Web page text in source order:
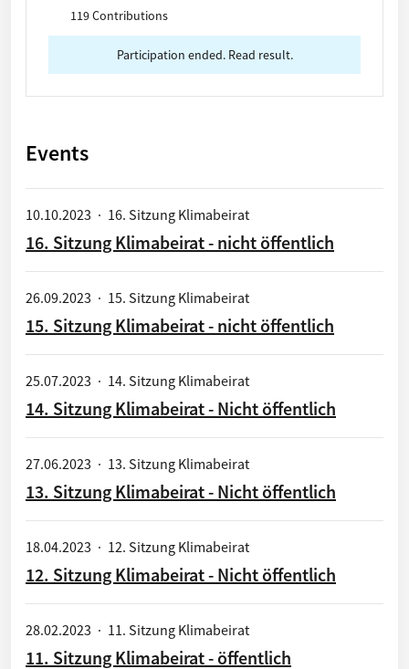
Bewertungskriterien Ausstrahlung, Klimarelevanz
und Umsetzbarkeit herangezogen Die Vorschläge
5, 7, 8 und 15 wurden nicht empfohlen und
deshalb aus dem Maßnahmenkatalog gelöscht.
Alle Bürgerinnen und Bürger sollen hier die
zu priorisieren.
119 Contributions
Participation ended. Read result.
Events
10.10.2023 · 16. Sitzung Klimabeirat
16. Sitzung Klimabeirat - nicht öffentlich
26.09.2023 · 15. Sitzung Klimabeirat
15. Sitzung Klimabeirat - nicht öffentlich
25.07.2023 · 14. Sitzung Klimabeirat
14. Sitzung Klimabeirat - Nicht öffentlich
27.06.2023 · 13. Sitzung Klimabeirat
13. Sitzung Klimabeirat - Nicht öffentlich
18.04.2023 · 12. Sitzung Klimabeirat
12. Sitzung Klimabeirat - Nicht öffentlich
28.02.2023 · 11. Sitzung Klimabeirat
11. Sitzung Klimabeirat - öffentlich